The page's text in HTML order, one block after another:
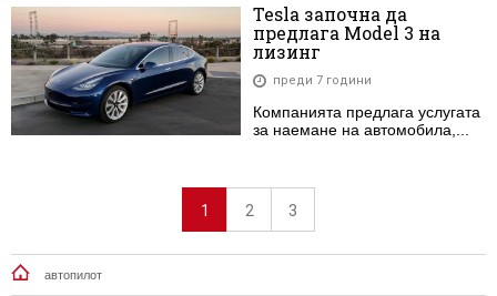
Tesla започна да
предлага Model 3 на
лизинг
преди 7 години
Компанията предлага услугата
за наемане на автомобила,...
1 2 3
автопилот